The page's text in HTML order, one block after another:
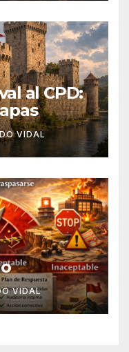
al CPD:
VIDAL
VIDAL